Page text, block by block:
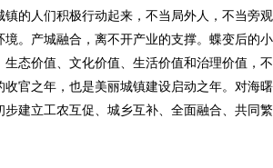
镇的人们积极行动起来，不当局外人，不当旁
境。产城融合，离不开产业的支撑。蝶变后的
生态价值、文化价值、生活价值和治理价值，
收官之年，也是美丽城镇建设启动之年。对
步建立工农互促、城乡互补、全面融合、共同